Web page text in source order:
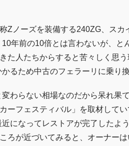
Zノーズを装備する240ZG、ス
年前の10倍とは言わないが、
た人たちからすると苦々しく思
るため中古のフェラーリに乗り
わらない相場なのだから呆れ果
ーフェスティバル」を取材して
になってレストアが完了したよ
ろが近づいてみると、オーナー